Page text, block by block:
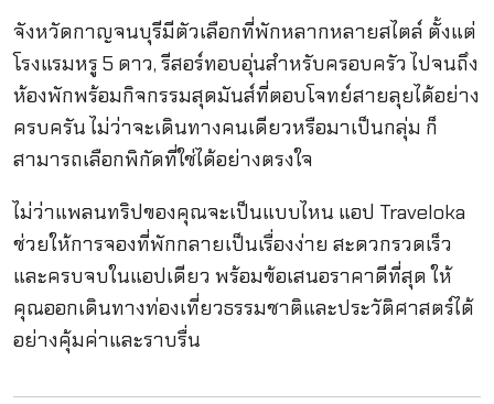
จังหวัดกาญจนบุรีมีตัวเลือกที่พักหลากหลายสไตล์ ตั้งแต่
โรงแรมหรู 5 ดาว, รีสอร์ทอบอุ่นสำหรับครอบครัว ไปจนถึง
ห้องพักพร้อมกิจกรรมสุดมันส์ที่ตอบโจทย์สายลุยได้อย่าง
ครบครัน ไม่ว่าจะเดินทางคนเดียวหรือมาเป็นกลุ่ม ก็
สามารถเลือกพิกัดที่ใช่ได้อย่างตรงใจ
ไม่ว่าแพลนทริปของคุณจะเป็นแบบไหน แอป Traveloka
ช่วยให้การจองที่พักกลายเป็นเรื่องง่าย สะดวกรวดเร็ว
และครบจบในแอปเดียว พร้อมข้อเสนอราคาดีที่สุด ให้
คุณออกเดินทางท่องเที่ยวธรรมชาติและประวัติศาสตร์ได้
อย่างคุ้มค่าและราบรื่น